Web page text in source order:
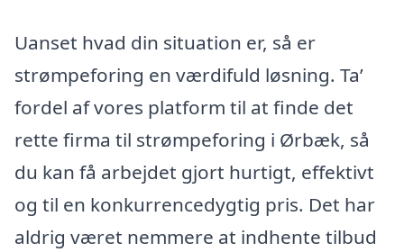
Uanset hvad din situation er, så er
strømpeforing en værdifuld løsning. Ta’
fordel af vores platform til at finde det
rette firma til strømpeforing i Ørbæk, så
du kan få arbejdet gjort hurtigt, effektivt
og til en konkurrencedygtig pris. Det har
aldrig været nemmere at indhente tilbud